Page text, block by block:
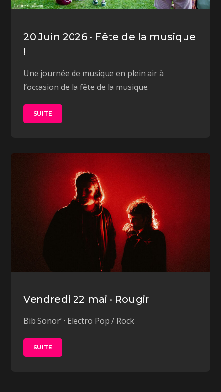
20 Juin 2026 · Fête de la musique
!
Une journée de musique en plein air à
l’occasion de la fête de la musique.
SUITE
Vendredi 22 mai · Rougir
Bib Sonor’ · Electro Pop / Rock
SUITE